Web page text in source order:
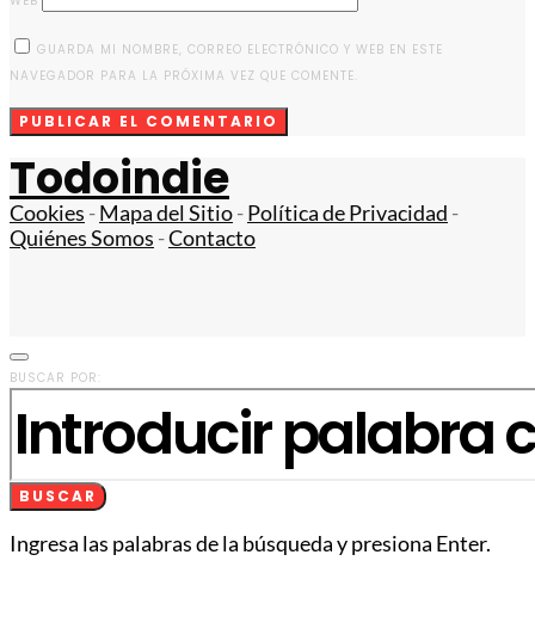
GUARDA MI NOMBRE, CORREO ELECTRÓNICO Y WEB EN ESTE
NAVEGADOR PARA LA PRÓXIMA VEZ QUE COMENTE.
Todoindie
Cookies -Mapa del Sitio-Política de Privacidad -
Quiénes Somos -Contacto
BUSCAR POR:
BUSCAR
Ingresa las palabras de la búsqueda y presiona Enter.